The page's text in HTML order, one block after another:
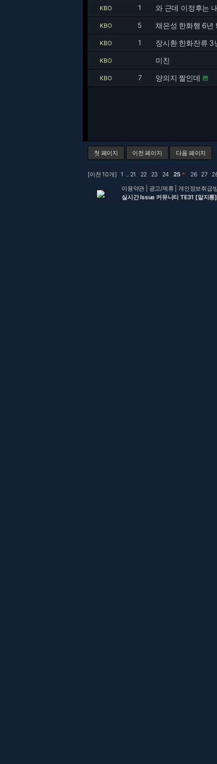
KBO 1 와 근데 이정후는
KBO 5 채은성 한화행 6년
KBO 1 장시환 한화잔류 3
KBO 미친
KBO 7 양의지 짤인데 
첫 페이지 이전 페이지 다음 페이지
[이전 10개] 1 ..21 22 23 24 25 ＊ 26 27
이용약관
광고/제휴 |개인정보취급
실시간 Issue 커뮤니티 TE31 [알지